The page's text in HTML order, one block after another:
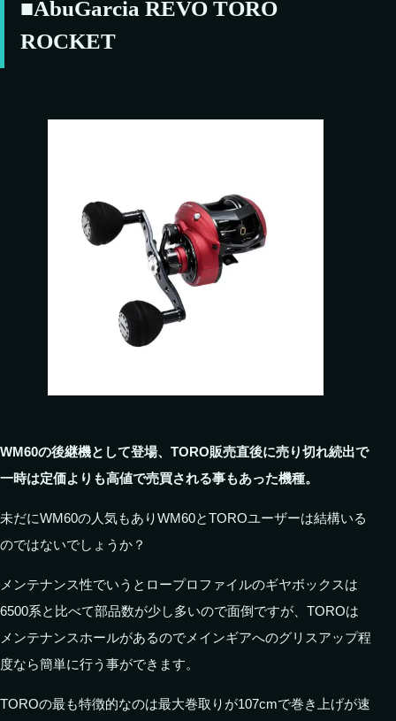
■AbuGarcia REVO TORO
ROCKET
WM60の後継機として登場、TORO販売直後に売り切れ続出で
一時は定価よりも高値で売買される事もあった機種。
未だにWM60の人気もありWM60とTOROユーザーは結構いる
のではないでしょうか？
メンテナンス性でいうとロープロファイルのギヤボックスは
6500系と比べて部品数が少し多いので面倒ですが、TOROは
メンテナンスホールがあるのでメインギアへのグリスアップ程
度なら簡単に行う事ができます。
TOROの最も特徴的なのは最大巻取りが107cmで巻き上げが速